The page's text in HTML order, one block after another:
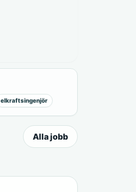
elkraftsingenjör
Alla jobb